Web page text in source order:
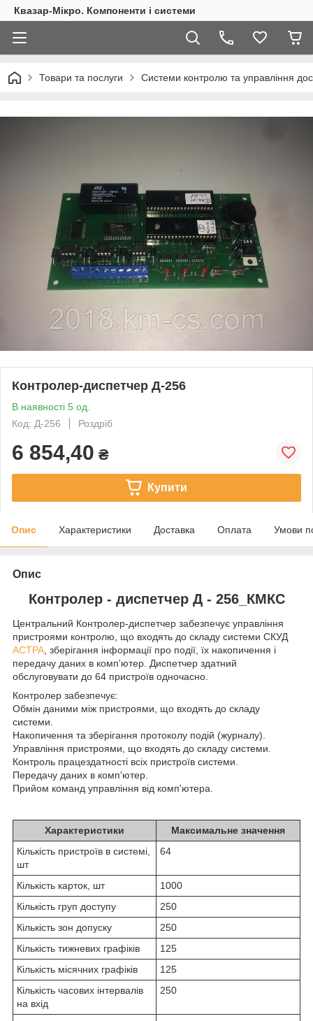
Квазар-Мікро. Компоненти і системи
Товари та послуги Системи контролю та управління
Контролер-диспетчер Д-256
В наявності 5 од.
Код: Д-256
Роздріб
6 854,40 ₴
Купити
Опис Характеристики Доставка Оплата Умови
Опис
Контролер - диспетчер Д - 256_КМКС
Центральний Контролер-диспетчер забезпечує управління
пристроями контролю, що входять до складу системи СКУД
АСТРА, зберігання інформації про події, їх накопичення і
передачу даних в комп'ютер. Диспетчер здатний
обслуговувати до 64 пристроїв одночасно.
Контролер забезпечує:
Обмін даними між пристроями, що входять до складу
системи.
Накопичення та зберігання протоколу подій (журналу).
Управління пристроями, що входять до складу системи.
Контроль працездатності всіх пристроїв системи.
Передачу даних в комп'ютер.
Прийом команд управління від комп'ютера.
Характеристики
Максимальне значення
Кількість пристроїв в системі,
шт
64
Кількість карток, шт
1000
Кількість груп доступу
250
Кількість зон допуску
250
Кількість тижневих графіків
125
Кількість місячних графіків
125
Кількість часових інтервалів
на вхід
250